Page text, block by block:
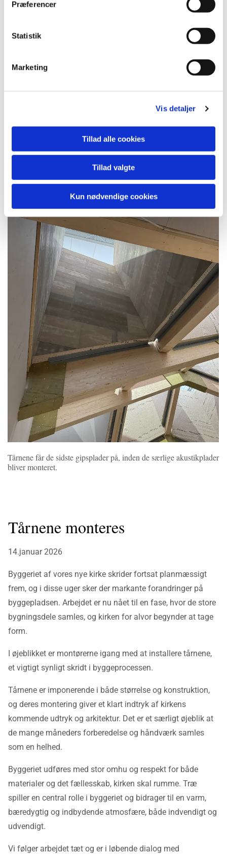
Præferencer
Statistik
Marketing
Vis detaljer
Tillad alle cookies
Tillad valgte
Kun nødvendige cookies
Tårnene får de sidste gipsplader på, inden de særlige akustikplader
bliver monteret.
Tårnene monteres
14.januar 2026
Byggeriet af vores nye kirke skrider fortsat planmæssigt
frem, og i disse uger sker der markante forandringer på
byggepladsen. Arbejdet er nu nået til en fase, hvor de store
bygningsdele samles, og kirken for alvor begynder at tage
form.
I øjeblikket er montørerne igang med at installere tårnene,
et vigtigt synligt skridt i byggeprocessen.
Tårnene er imponerende i både størrelse og konstruktion,
og deres montering giver et klart indtryk af kirkens
kommende udtryk og arkitektur. Det er et særligt øjeblik at
de mange måneders forberedelse og håndværk samles
som en helhed.
Byggeriet udføres med stor omhu og respekt for både
materialer og det fællesskab, kirken skal rumme. Træ
spiller en central rolle i byggeriet og bidrager til en varm,
bæredygtig og indbydende atmosfære, både indvendigt og
udvendigt.
Vi følger arbejdet tæt og er i løbende dialog med